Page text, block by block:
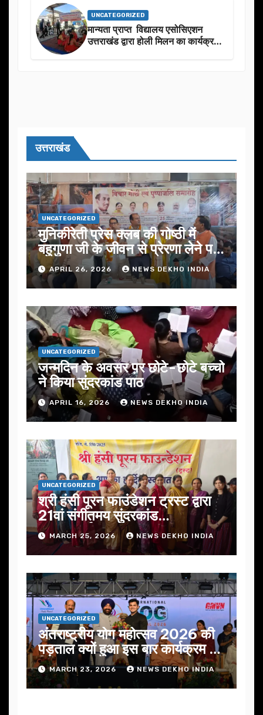
UNCATEGORIZED
मान्यता प्राप्त विद्यालय एसोसिएशन
उत्तराखंड द्वारा होली मिलन का कार्यक्रम
उत्तराखंड
UNCATEGORIZED
मुनिकीरेती प्रेस क्लब की गोष्ठी में
बहुगुणा जी के जीवन से प्रेरणा लेने पर
जोरAPRIL 26, 2026 NEWS DEKHO INDIA
UNCATEGORIZED
जन्मदिन के अवसर प़र छोटे-छोटे बच्चो
ने किया सुंदरकांड पाठ
APRIL 16, 2026 NEWS DEKHO INDIA
UNCATEGORIZED
श्री हंसी पूरन फाउंडेशन ट्रस्ट द्वारा
21वां संगीतमय सुंदरकांड
सफलतापूर्वक संपन्न
MARCH 25, 2026 NEWS DEKHO INDIA
UNCATEGORIZED
अंतराष्ट्रीय योग महोत्सव 2026 की
पड़ताल क्यों हुआ इस बार कार्यक्रम में
निखार
MARCH 23, 2026 NEWS DEKHO INDIA